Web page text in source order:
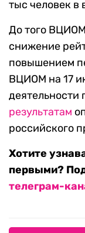
тыс человек в
До того
снижение
повышением
ВЦИОМ на 17
деятельности
результатам
российского
Хотите
первыми?
телеграм-